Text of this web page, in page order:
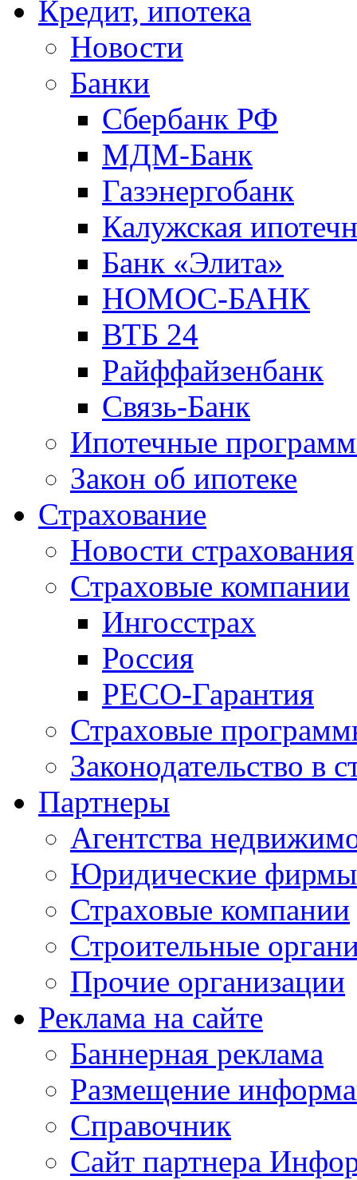
Кредит, ипотека
Новости
Банки
Сбербанк РФ
МДМ-Банк
Газэнергобанк
Калужская
Банк «Элита»
НОМОС-БАНК
ВТБ 24
Райффайзенбанк
Связь-Банк
Ипотечные
Закон об ипотеке
Страхование
Новости страхования
Страховые компании
Ингосстрах
Россия
РЕСО-Гарантия
Страховые
Законодательство в
Партнеры
Агентства
Юридические фирмы
Страховые компании
Строительные
Прочие организации
Реклама на сайте
Баннерная реклама
Размещение
Справочник
Сайт партнера